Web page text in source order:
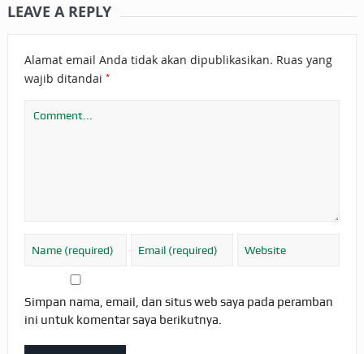
LEAVE A REPLY
Alamat email Anda tidak akan dipublikasikan. Ruas yang
wajib ditandai *
Simpan nama, email, dan situs web saya pada peramban
ini untuk komentar saya berikutnya.